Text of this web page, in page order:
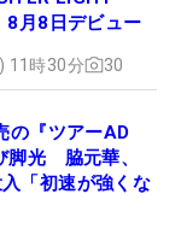
8月8日デビュー
11時30分 30
の『ツアーAD
脚光 脇元華、
「初速が強くな